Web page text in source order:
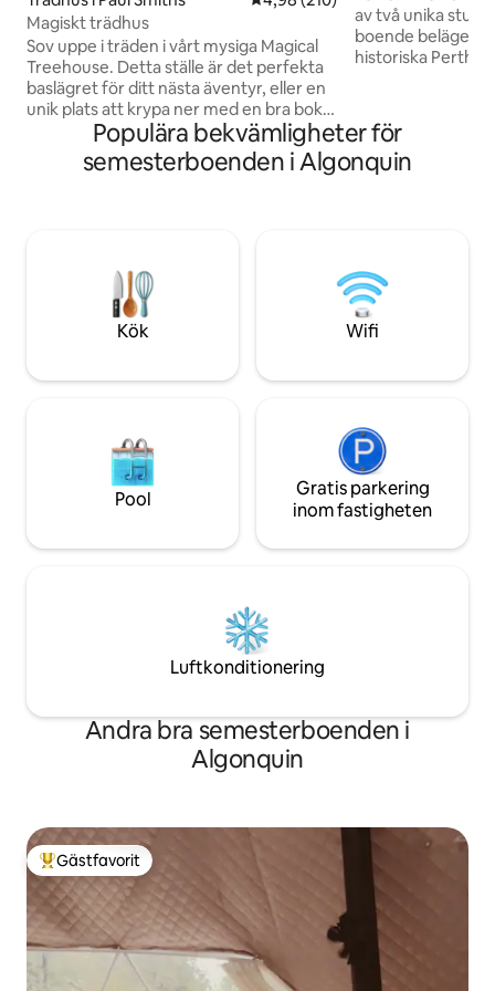
Magiskt trädhus
Sov uppe i träden i vårt mysiga Magical
Treehouse. Detta ställe är det perfekta
baslägret för ditt nästa äventyr, eller en
unik plats att krypa ner med en bra bok.
Det perfekta stället att vara i skogen,
men inte isolerad. Laga dina måltider i
det närliggande kokhuset (40' bort,
plus hjälper dig att planera din resa.
Fastigheten inkluderar miles av
vandringsleder och vackra platser att
av två unika stugor på
boende beläget
historiska Perth i
till sjö för
runt stigar för
utforskning etc.
barn etc.
Populära bekvämligheter för
semesterboenden i Algonquin
Kök Wifi
Pool
Gratis parkering
inom fastigheten
Luftkonditionering
Andra bra semesterboenden i
Algonquin
Populär gästfavorit
Gästfavorit